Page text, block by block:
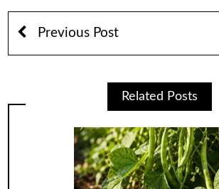
Previous Post
Related Posts